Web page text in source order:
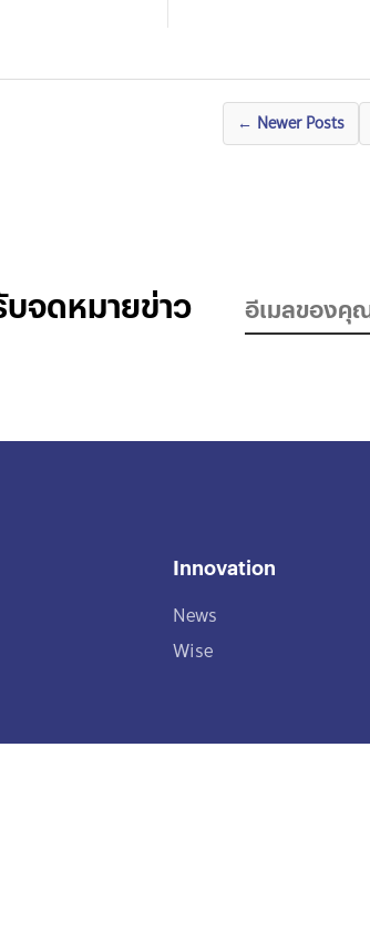
← NewerPosts
บจดหมายข่าว
Innovation
News
Wise